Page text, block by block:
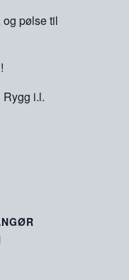
og pølse til
i.l.